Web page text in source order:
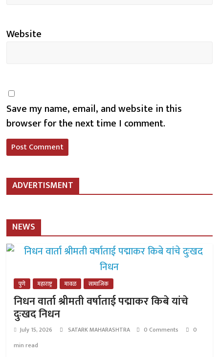
Website
Save my name, email, and website in this
browser for the next time I comment.
ADVERTISMENT
NEWS
पुणे महाराष्ट्र मावळ सामाजिक
निधन वार्ता श्रीमती वर्षाताई पद्माकर किबे यांचे
दुःखद निधन
July 15, 2026 SATARK MAHARASHTRA 0 Comments
0
min read